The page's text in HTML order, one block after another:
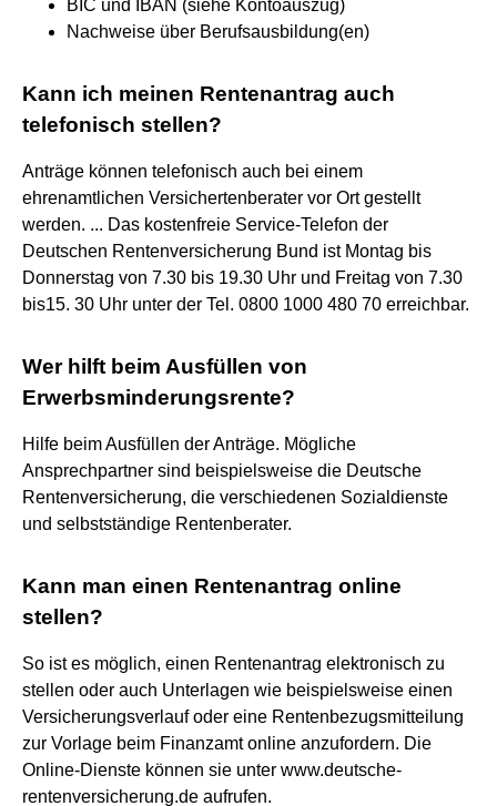
BIC und IBAN (siehe Kontoauszug)
Nachweise über Berufsausbildung(en)
Kann ich meinen Rentenantrag auch
telefonisch stellen?
Anträge können telefonisch auch bei einem
ehrenamtlichen Versichertenberater vor Ort gestellt
werden. ... Das kostenfreie Service-Telefon der
Deutschen Rentenversicherung Bund ist Montag bis
Donnerstag von 7.30 bis 19.30 Uhr und Freitag von 7.30
bis15. 30 Uhr unter der Tel. 0800 1000 480 70 erreichbar.
Wer hilft beim Ausfüllen von
Erwerbsminderungsrente?
Hilfe beim Ausfüllen der Anträge. Mögliche
Ansprechpartner sind beispielsweise die Deutsche
Rentenversicherung, die verschiedenen Sozialdienste
und selbstständige Rentenberater.
Kann man einen Rentenantrag online
stellen?
So ist es möglich, einen Rentenantrag elektronisch zu
stellen oder auch Unterlagen wie beispielsweise einen
Versicherungsverlauf oder eine Rentenbezugsmitteilung
zur Vorlage beim Finanzamt online anzufordern. Die
Online-Dienste können sie unter www.deutsche-
rentenversicherung.de aufrufen.